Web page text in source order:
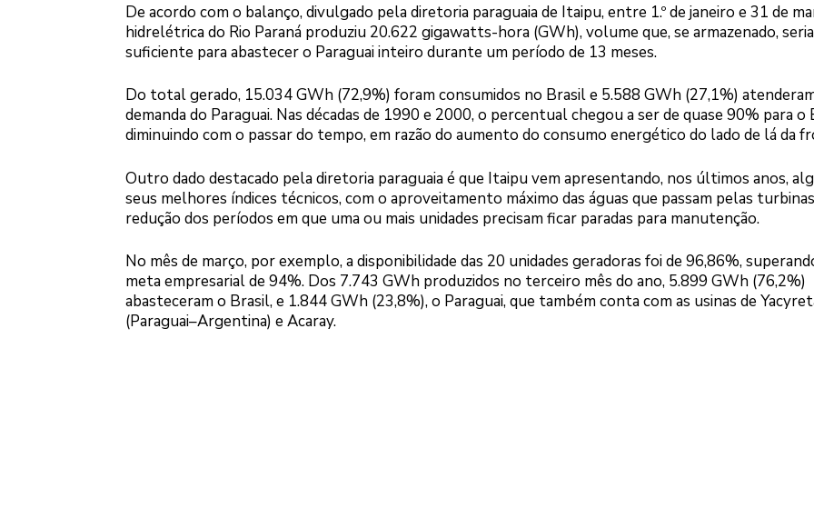
De acordo com o balanço, divulgado pela diretoria paraguaia de Itaipu, entre 1.º de janeiro e 31 de
hidrelétrica do Rio Paraná produziu 20.622 gigawatts-hora (GWh), volume que, se armazenado, seria
suficiente para abastecer o Paraguai inteiro durante um período de 13 meses.
Do total gerado, 15.034 GWh (72,9%) foram consumidos no Brasil e 5.588 GWh (27,1%)
demanda do Paraguai. Nas décadas de 1990 e 2000, o percentual chegou a ser de quase 90% para o
diminuindo com o passar do tempo, em razão do aumento do consumo energético do lado de lá da
Outro dado destacado pela diretoria paraguaia é que Itaipu vem apresentando, nos últimos anos,
seus melhores índices técnicos, com o aproveitamento máximo das águas que passam pelas
redução dos períodos em que uma ou mais unidades precisam ficar paradas para manutenção.
No mês de março, por exemplo, a disponibilidade das 20 unidades geradoras foi de 96,86%,
meta empresarial de 94%. Dos 7.743 GWh produzidos no terceiro mês do ano, 5.899 GWh (76,2%)
abasteceram o Brasil, e 1.844 GWh (23,8%), o Paraguai, que também conta com as usinas de
(Paraguai–Argentina) e Acaray.